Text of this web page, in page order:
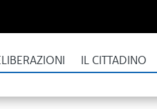
IL CITTADINO